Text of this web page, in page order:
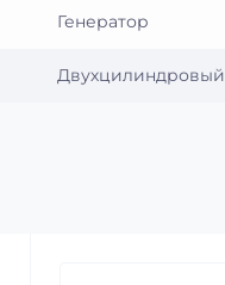
Генератор
Двухцилиндровый